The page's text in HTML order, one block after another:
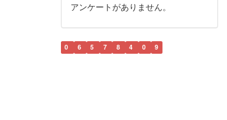
アンケートがありません。
0 6 5 7 8 4 0 9